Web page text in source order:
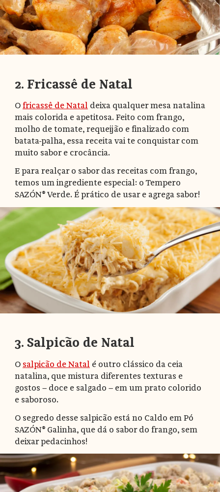
2. Fricassê de Natal
O fricassê de Natal deixa qualquer mesa natalina
mais colorida e apetitosa. Feito com frango,
molho de tomate, requeijão e finalizado com
batata-palha, essa receita vai te conquistar com
muito sabor e crocância.
E para realçar o sabor das receitas com frango,
temos um ingrediente especial: o Tempero
SAZÓN® Verde. É prático de usar e agrega sabor!
3. Salpicão de Natal
O salpicão de Natal é outro clássico da ceia
natalina, que mistura diferentes texturas e
gostos — doce e salgado — em um prato colorido
e saboroso.
O segredo desse salpicão está no Caldo em Pó
SAZÓN® Galinha, que dá o sabor do frango, sem
deixar pedacinhos!